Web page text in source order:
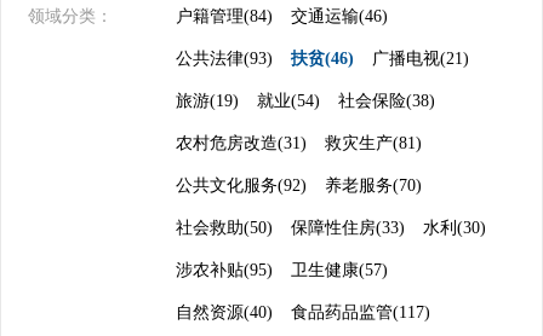
领域分类： 户籍管理(84) 交通运输(46)
公共法律(93) 扶贫(46) 广播电视(21)
旅游(19) 就业(54) 社会保险(38)
农村危房改造(31) 救灾生产(81)
公共文化服务(92) 养老服务(70)
社会救助(50) 保障性住房(33) 水利(30)
涉农补贴(95) 卫生健康(57)
自然资源(40) 食品药品监管(117)